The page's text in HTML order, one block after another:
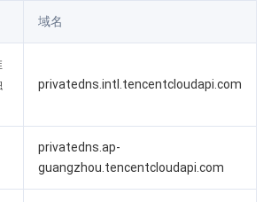
DBbrain
域名
privatedns.intl.tencentcloudapi.com
privatedns.ap-
guangzhou.tencentcloudapi.com